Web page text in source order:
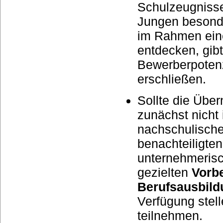
Jungen
im Rahmen
entdecken,
erschließen.
Sollte die
zunächst nicht
gezielten
Verfügung
teilnehmen.